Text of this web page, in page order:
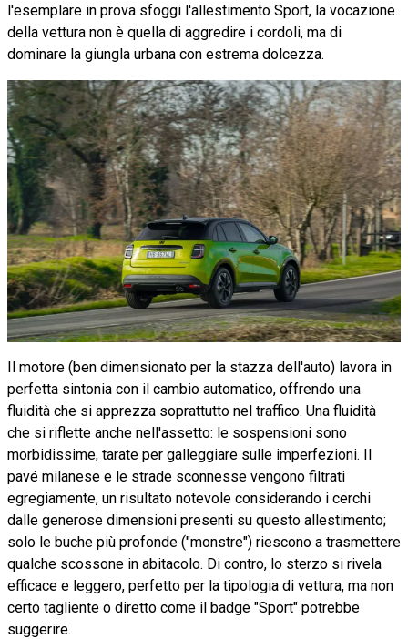
l'esemplare in prova sfoggi l'allestimento Sport, la vocazione
della vettura non è quella di aggredire i cordoli, ma di
dominare la giungla urbana con estrema dolcezza.
Il motore (ben dimensionato per la stazza dell'auto) lavora in
perfetta sintonia con il cambio automatico, offrendo una
fluidità che si apprezza soprattutto nel traffico. Una fluidità
che si riflette anche nell'assetto: le sospensioni sono
morbidissime, tarate per galleggiare sulle imperfezioni. Il
pavé milanese e le strade sconnesse vengono filtrati
egregiamente, un risultato notevole considerando i cerchi
dalle generose dimensioni presenti su questo allestimento;
solo le buche più profonde ("monstre") riescono a trasmettere
qualche scossone in abitacolo. Di contro, lo sterzo si rivela
efficace e leggero, perfetto per la tipologia di vettura, ma non
certo tagliente o diretto come il badge "Sport" potrebbe
suggerire.